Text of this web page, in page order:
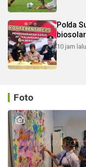
Polda
10 jam lalu
Foto